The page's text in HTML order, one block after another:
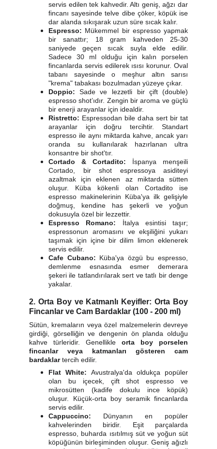
servis edilen tek kahvedir. Altı geniş, ağzı dar
fincanı sayesinde telve dibe çöker, köpük ise
dar alanda sıkışarak uzun süre sıcak kalır.
Espresso: Mükemmel bir espresso yapmak
bir sanattır; 18 gram kahveden 25-30
saniyede geçen sıcak suyla elde edilir.
Sadece 30 ml olduğu için kalın porselen
fincanlarda servis edilerek ısısı korunur. Oval
tabanı sayesinde o meşhur altın sarısı
"krema" tabakası bozulmadan yüzeye çıkar.
Doppio: Sade ve lezzetli bir çift (double)
espresso shot’ıdır. Zengin bir aroma ve güçlü
bir enerji arayanlar için idealdir.
Ristretto: Espressodan bile daha sert bir tat
arayanlar için doğru tercihtir. Standart
espresso ile aynı miktarda kahve, ancak yarı
oranda su kullanılarak hazırlanan ultra
konsantre bir shot'tır.
Cortado & Cortadito: İspanya menşeili
Cortado, bir shot espressoya asiditeyi
azaltmak için eklenen az miktarda sütten
oluşur. Küba kökenli olan Cortadito ise
espresso makinelerinin Küba'ya ilk gelişiyle
doğmuş, kendine has şekerli ve yoğun
dokusuyla özel bir lezzettir.
Espresso Romano: İtalya esintisi taşır;
espressonun aromasını ve ekşiliğini yukarı
taşımak için içine bir dilim limon eklenerek
servis edilir.
Cafe Cubano: Küba'ya özgü bu espresso,
demlenme esnasında esmer demerara
şekeri ile tatlandırılarak sert ve tatlı bir denge
yakalar.
2. Orta Boy ve Katmanlı Keyifler: Orta Boy
Fincanlar ve Cam Bardaklar (100 - 200 ml)
Sütün, kremaların veya özel malzemelerin devreye
girdiği, görselliğin ve dengenin ön planda olduğu
kahve türleridir. Genellikle orta boy porselen
fincanlar veya katmanları gösteren cam
bardaklartercih edilir.
Flat White: Avustralya'da oldukça popüler
olan bu içecek, çift shot espresso ve
mikrosütten (kadife dokulu ince köpük)
oluşur. Küçük-orta boy seramik fincanlarda
servis edilir.
Cappuccino: Dünyanın en popüler
kahvelerinden biridir. Eşit parçalarda
espresso, buharda ısıtılmış süt ve yoğun süt
köpüğünün birleşiminden oluşur. Geniş ağızlı